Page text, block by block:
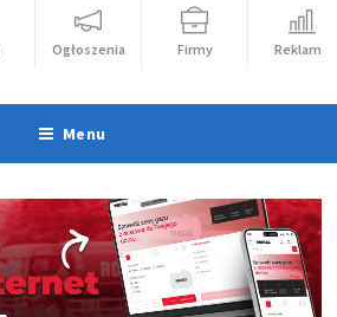
Ogłoszenia Firmy Reklama
Menu